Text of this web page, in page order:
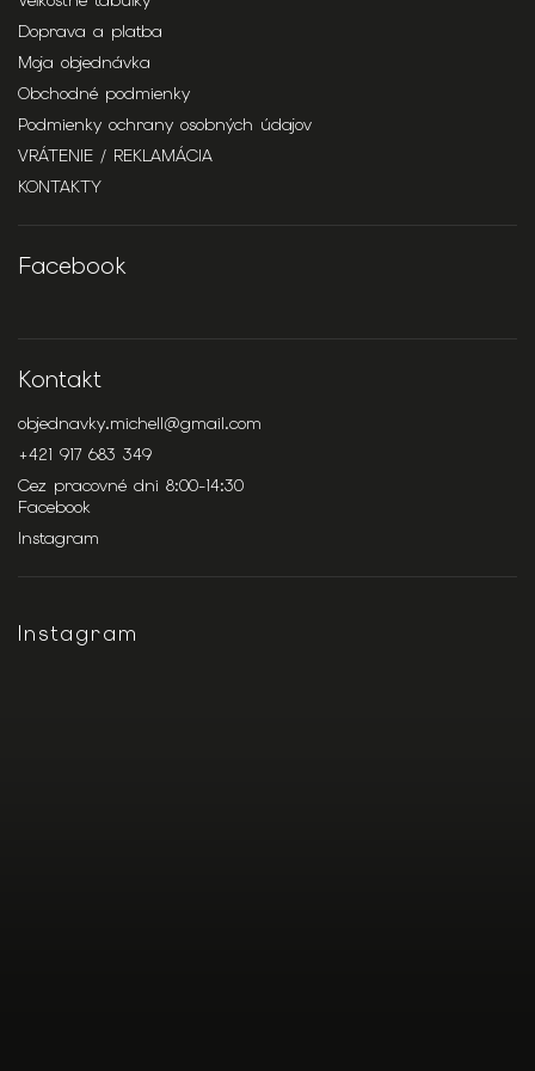
Doprava a platba
Moja objednávka
Obchodné podmienky
Podmienky ochrany osobných údajov
VRÁTENIE / REKLAMÁCIA
KONTAKTY
Facebook
Kontakt
objednavky.michell@gmail.com
+421 917 683 349
Cez pracovné dni 8:00-14:30
Facebook
Instagram
Instagram